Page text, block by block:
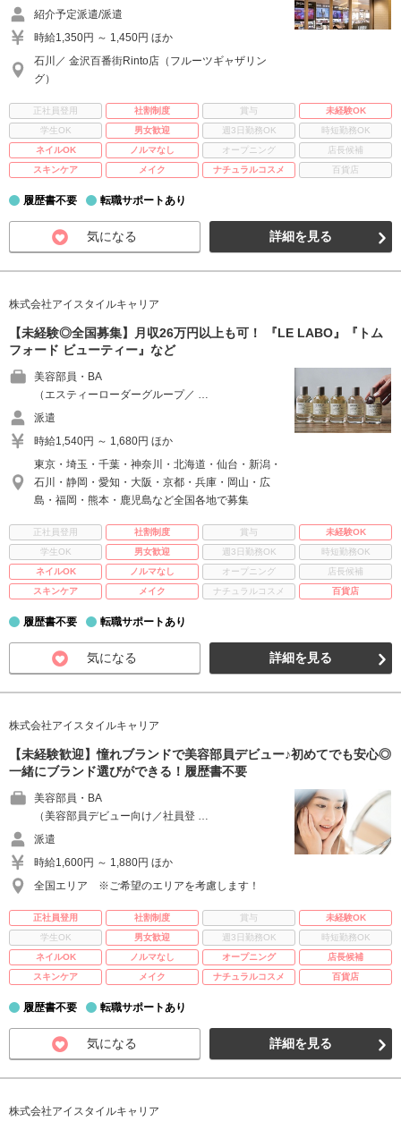
紹介予定派遣/派遣
時給1,350円 ～ 1,450円 ほか
石川／ 金沢百番街Rinto店（フルーツギャザリン
グ）
正社員登用 社割制度 賞与
未経験OK
学生OK
男女歓迎 週3日勤務OK
時短勤務OK
ネイルOK
ノルマなし オープニング
店長候補
スキンケア
メイク ナチュラルコスメ 百貨店
履歴書不要 転職サポートあり
気になる 詳細を見る
株式会社アイスタイルキャリア
【未経験◎全国募集】月収26万円以上も可！ 『LE LABO』『トム
フォード ビューティー』など
美容部員・BA
（エスティーローダーグループ／ …
派遣
時給1,540円 ～ 1,680円 ほか
東京・埼玉・千葉・神奈川・北海道・仙台・新潟・
石川・静岡・愛知・大阪・京都・兵庫・岡山・広
島・福岡・熊本・鹿児島など全国各地で募集
正社員登用 社割制度 賞与
未経験OK
学生OK
男女歓迎 週3日勤務OK
時短勤務OK
ネイルOK
ノルマなし オープニング
店長候補
スキンケア
メイク ナチュラルコスメ 百貨店
履歴書不要 転職サポートあり
気になる 詳細を見る
株式会社アイスタイルキャリア
【未経験歓迎】憧れブランドで美容部員デビュー♪初めてでも安心◎
一緒にブランド選びができる！履歴書不要
美容部員・BA
（美容部員デビュー向け／社員登 …
派遣
時給1,600円 ～ 1,880円 ほか
全国エリア ※ご希望のエリアを考慮します！
正社員登用 社割制度 賞与
未経験OK
学生OK
男女歓迎 週3日勤務OK
時短勤務OK
ネイルOK
ノルマなし オープニング
店長候補
スキンケア
メイク ナチュラルコスメ 百貨店
履歴書不要 転職サポートあり
気になる 詳細を見る
株式会社アイスタイルキャリア